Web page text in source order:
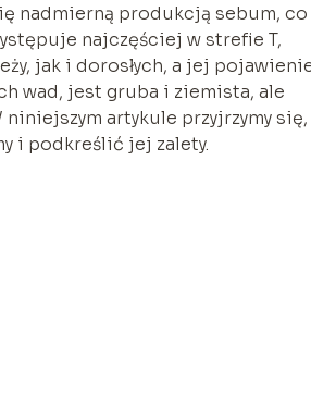
nadmierną produkcją sebum, co
najczęściej w strefie T,
jak i dorosłych, a jej
wad, jest gruba i ziemista, ale
artykule przyjrzymy
i podkreślić jej zalety.